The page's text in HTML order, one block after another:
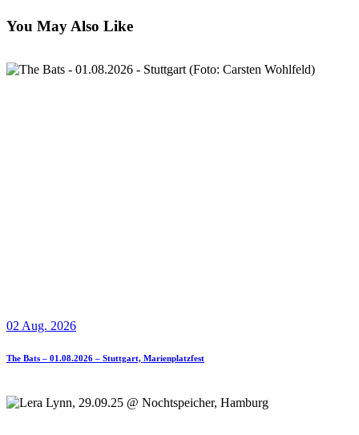
You May Also Like
02 Aug. 2026
The Bats – 01.08.2026 – Stuttgart, Marienplatzfest